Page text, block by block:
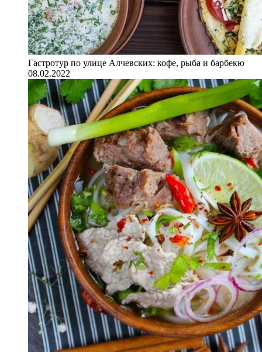
Гастротур по улице Алчевских: кофе, рыба и барбекю
08.02.2022